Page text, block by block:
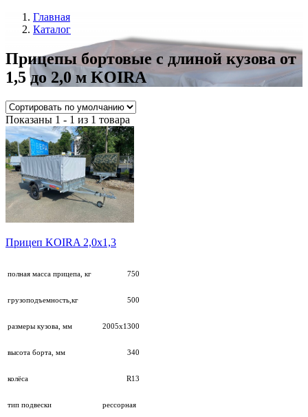
Главная
Каталог
Прицепы бортовые с длиной кузова от
1,5 до 2,0 м KOIRA
Показаны 1 - 1 из 1 товара
Прицеп KOIRA 2,0х1,3
полная масса прицепа, кг 750
грузоподъемность,кг 500
размеры кузова, мм 2005х1300
высота борта, мм 340
колёса R13
тип подвески рессорная